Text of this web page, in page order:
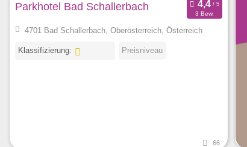
Parkhotel Bad Schallerbach
3 Bew.
4701 Bad Schallerbach, Oberösterreich, Österreich
Klassifizierung: Preisniveau
66